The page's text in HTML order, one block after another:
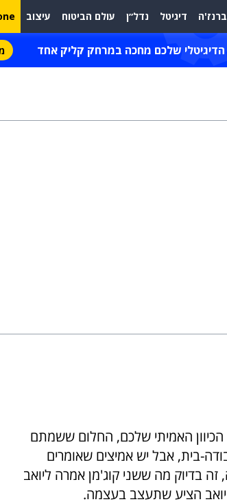
ברנז'ה דיגיטל נדל״ן עולם הביטוח עיצוב
הדיגיטלי שלכם מחכה במרחק קליק אחד
האמיתי שלכם, החלום ששמתם
בית, אבל יש אמיצים שאומרים
בדיוק מה ששני קוג'מן אמרה ליואב